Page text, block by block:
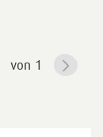
von 1